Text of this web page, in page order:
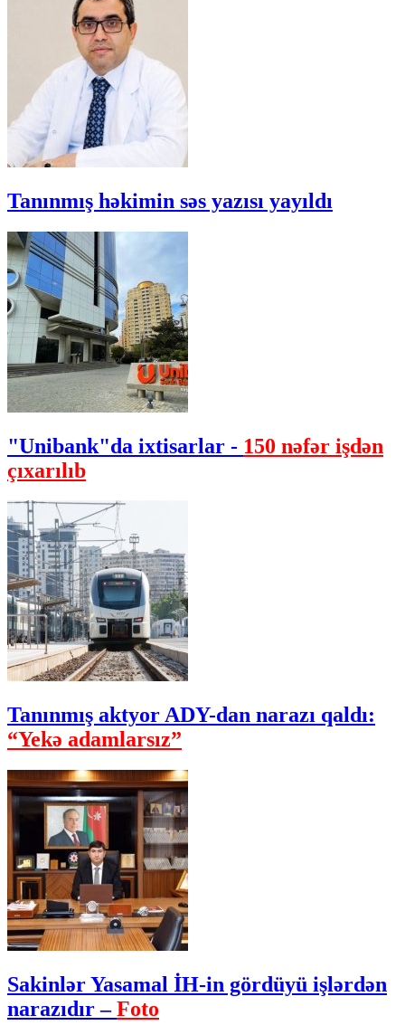
Tanınmış həkimin səs yazısı yayıldı
"Unibank"da ixtisarlar - 150 nəfər işdən
çıxarılıb
Tanınmış aktyor ADY-dan narazı qaldı:
“Yekə adamlarsız”
Sakinlər Yasamal İH-in gördüyü işlərdən
narazıdır –Foto